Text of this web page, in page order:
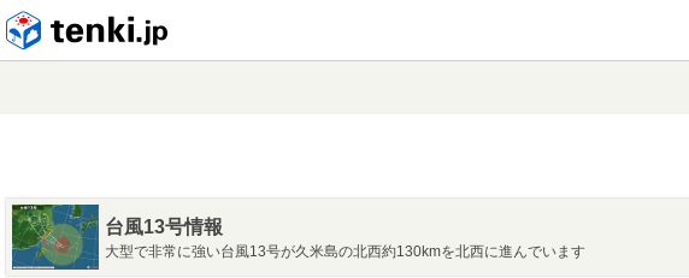
台風13号情報
大型で非常に強い台風13号が久米島の北西約130kmを北西に進んでいます